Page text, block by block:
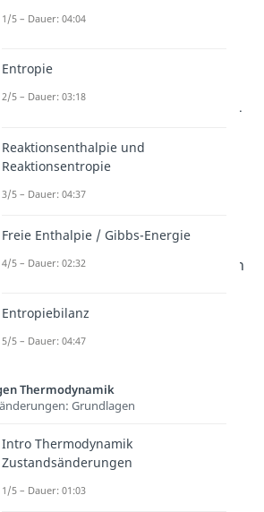
ausdehnt und die Volumenarbeit -
hingegen wirkt auf das Gas von
außen eine Arbeit W. Das Volumen
entstehende Wärme -Q muss
abgeführt werden.
Die bei gleicher Temperatur
verrichtende Arbeit
Kompressionund der
betragsmäßig
1/5 – Dauer: 04:04
Entropie
2/5 – Dauer: 03:18
Reaktionsenthalpie und
Reaktionsentropie
3/5 – Dauer: 04:37
Freie Enthalpie / Gibbs-Energie
4/5 – Dauer: 02:32
Entropiebilanz
5/5 – Dauer: 04:47
Thermodynamik
Grundlagen
Intro Thermodynamik
Zustandsänderungen
1/5 – Dauer: 01:03